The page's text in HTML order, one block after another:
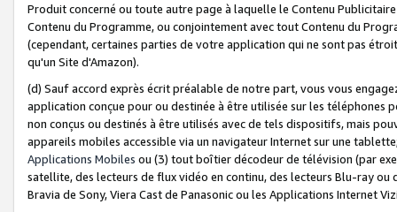
Produit concerné ou toute autre page à laquelle le Contenu
Contenu du Programme, ou conjointement avec tout Contenu du
(cependant, certaines parties de votre application qui ne sont pas
qu'un Site d'Amazon).
(d) Sauf accord exprès écrit préalable de notre part, vous vous
application conçue pour ou destinée à être utilisée sur les téléphones
non conçus ou destinés à être utilisés avec de tels dispositifs, mais
appareils mobiles accessible via un navigateur Internet sur une
Applications Mobiles ou (3) tout boîtier décodeur de télévision (par
satellite, des lecteurs de flux vidéo en continu, des lecteurs Blu-ray
Bravia de Sony, Viera Cast de Panasonic ou les Applications Internet